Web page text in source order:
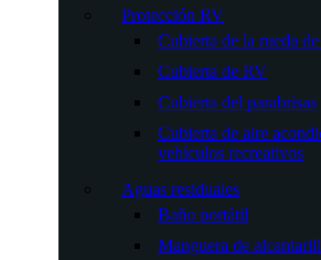
Protección RV
Cubierta de la rueda
Cubierta de RV
Cubierta del parabrisas
Cubierta de aire
vehículos recreativos
Aguas residuales
Baño portátil
Manguera de